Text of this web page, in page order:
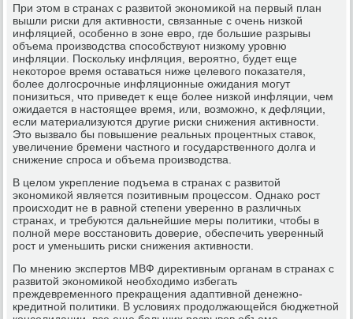
При этом в странах с развитой экономикой на первый план
вышли риски для активности, связанные с очень низкой
инфляцией, особенно в зоне евро, где большие разрывы
объема производства способствуют низкому уровню
инфляции. Поскольку инфляция, вероятно, будет еще
некоторое время оставаться ниже целевого показателя,
более долгосрочные инфляционные ожидания могут
понизиться, что приведет к еще более низкой инфляции, чем
ожидается в настоящее время, или, возможно, к дефляции,
если материализуются другие риски снижения активности.
Это вызвало бы повышение реальных процентных ставок,
увеличение бремени частного и государственного долга и
снижение спроса и объема производства.
В целом укрепление подъема в странах с развитой
экономикой является позитивным процессом. Однако рост
происходит не в равной степени уверенно в различных
странах, и требуются дальнейшие меры политики, чтобы в
полной мере восстановить доверие, обеспечить уверенный
рост и уменьшить риски снижения активности.
По мнению экспертов МВФ директивным органам в странах с
развитой экономикой необходимо избегать
преждевременного прекращения адаптивной денежно-
кредитной политики. В условиях продолжающейся бюджетной